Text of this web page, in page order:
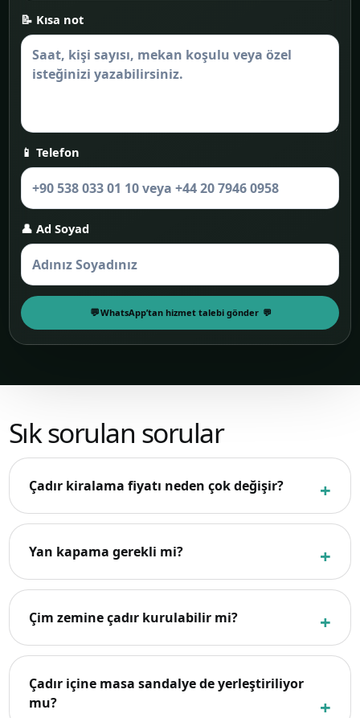
📝 Kısa not
📱 Telefon
👤 Ad Soyad
WhatsApp’tan hizmet talebi gönder
Sık sorulan sorular
Çadır kiralama fiyatı neden çok değişir?
Yan kapama gerekli mi?
Çim zemine çadır kurulabilir mi?
Çadır içine masa sandalye de yerleştiriliyor
mu?